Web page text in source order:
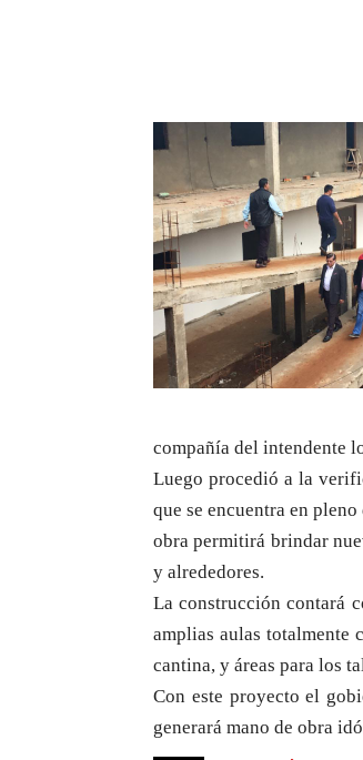
compañía del intendente
Luego procedió a la
que se encuentra en
obra permitirá brindar
y alrededores.
La construcción contará
amplias aulas totalmente
cantina, y áreas para los
Con este proyecto el
generará mano de obra